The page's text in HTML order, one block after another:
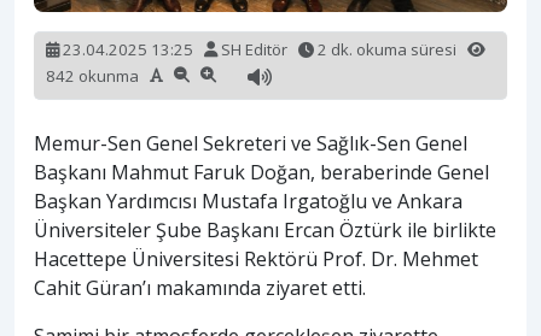
23.04.2025 13:25 SH Editör
2 dk. okuma süresi
842 okunma
Memur-Sen Genel Sekreteri ve Sağlık-Sen Genel
Başkanı Mahmut Faruk Doğan, beraberinde Genel
Başkan Yardımcısı Mustafa Irgatoğlu ve Ankara
Üniversiteler Şube Başkanı Ercan Öztürk ile birlikte
Hacettepe Üniversitesi Rektörü Prof. Dr. Mehmet
Cahit Güran’ı makamında ziyaret etti.